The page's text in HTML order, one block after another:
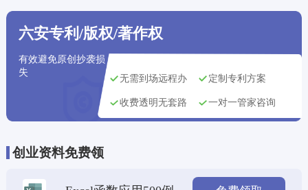
北京市用户 135****2875 刚刚获取了
六安专利/版权/著作权
有效避免原创抄袭损
失
无需到场远程办 定制专利方案
收费透明无套路 一对一管家咨询
创业资料免费领